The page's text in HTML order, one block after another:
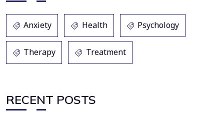
Anxiety Health Psychology
Therapy Treatment
RECENT POSTS